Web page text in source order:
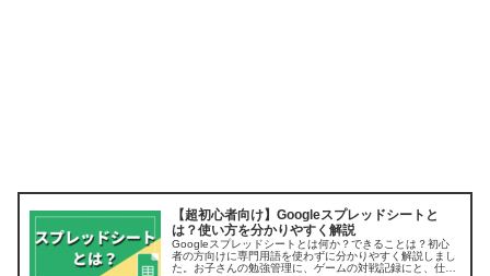
【超初心者向け】Googleスプレッドシートと
は？使い方を分かりやすく解説
Googleスプレッドシートとは何か？できることは？初心
者の方向けに専門用語を使わずに分かりやすく解説しまし
た。お子さんの勉強管理に、ゲームの対戦記録にと、仕事